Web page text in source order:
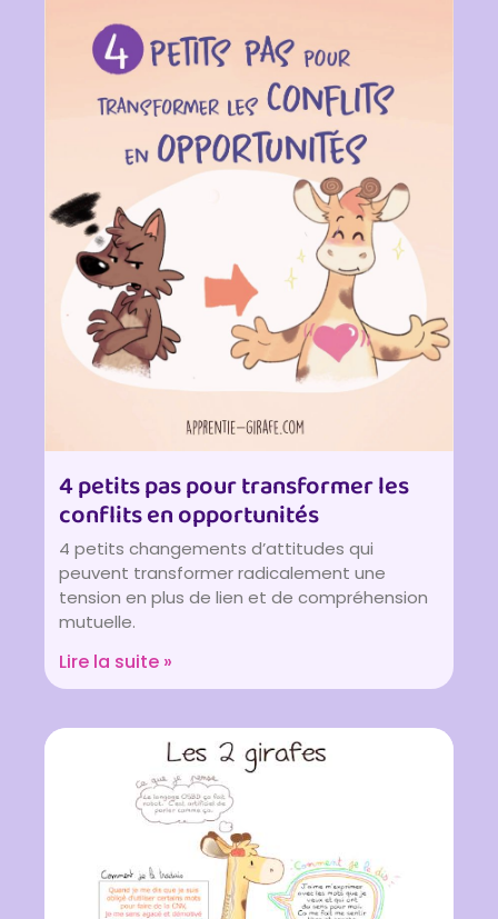
4 petits pas pour transformer les
conflits en opportunités
4 petits changements d’attitudes qui
peuvent transformer radicalement une
tension en plus de lien et de compréhension
mutuelle.
Lire la suite »